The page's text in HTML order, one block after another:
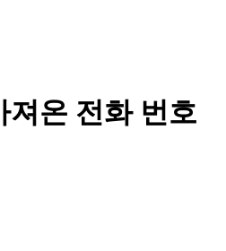
져온 전화 번호